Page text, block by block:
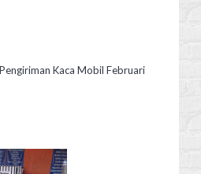
Kaca Mobil Februari